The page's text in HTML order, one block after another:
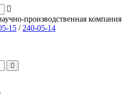
производственная компания
15 / 240-05-14